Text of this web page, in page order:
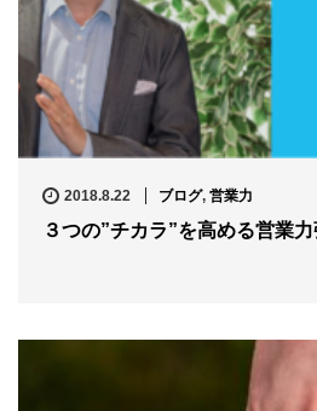
2018.8.22 ブログ, 営業力
３つの”チカラ”を高める営業